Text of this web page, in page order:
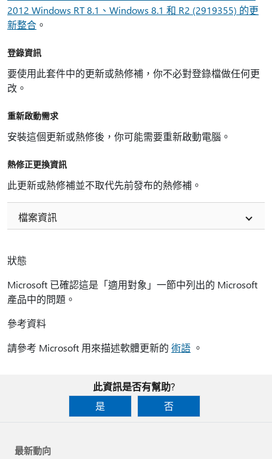
2012 Windows RT 8.1、Windows 8.1 和 R2 (2919355) 的更
新整合 。
登錄資訊
要使用此套件中的更新或熱修補，你不必對登錄檔做任何更
改。
重新啟動需求
安裝這個更新或熱修後，你可能需要重新啟動電腦。
熱修正更換資訊
此更新或熱修補並不取代先前發布的熱修補。
檔案資訊
狀態
Microsoft 已確認這是「適用對象」一節中列出的 Microsoft
產品中的問題。
參考資料
請參考 Microsoft 用來描述軟體更新的 術語 。
此資訊是否有幫助?
是
否
最新動向